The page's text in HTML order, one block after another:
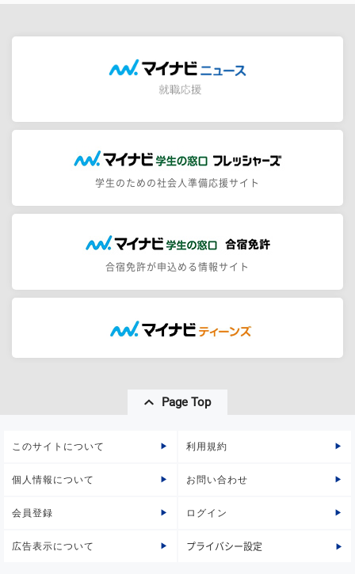
学生のための社会人準備応援サイト
合宿免許が申込める情報サイト
Page Top
このサイトについて 利用規約
個人情報について お問い合わせ
会員登録 ログイン
広告表示について プライバシー設定